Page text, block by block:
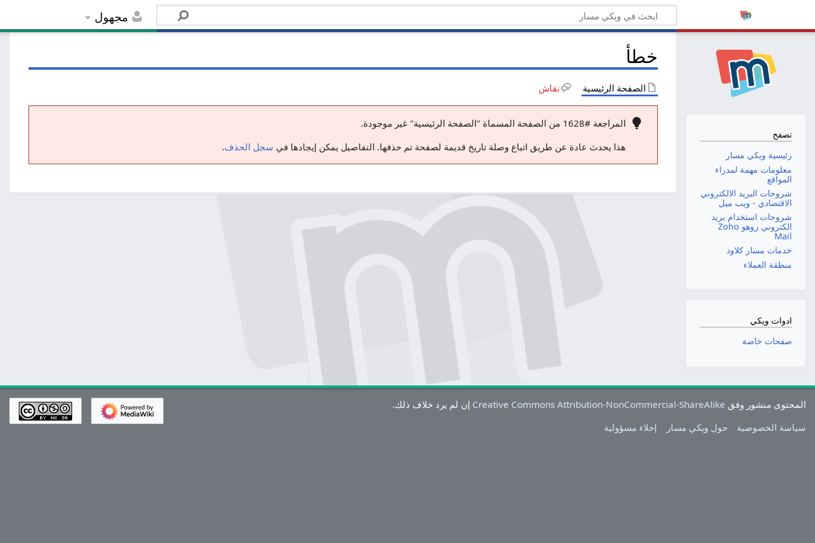
مجهول
خطأ
الصفحة الرئيسية نقاش
المراجعة #1628 من الصفحة المسماة "الصفحة الرئيسية" غير موجودة.
هذا يحدث عادة عن طريق اتباع وصلة تاريخ قديمة لصفحة تم حذفها. التفاصيل يمكن إيجادها في سجل الحذف.
تصفح
رئيسية ويكي مسار
معلومات مهمة لمدراء
المواقع
شروحات البريد الالكتروني
الاقتصادي - ويب ميل
شروحات استخدام بريد
الكتروني زوهو Zoho
Mail
خدمات مسار كلاود
منطقة العملاء
ادوات ويكي
صفحات خاصة
المحتوى منشور وفق Creative Commons Attribution-NonCommercial-ShareAlike إن لم يرد خلاف ذلك.
سياسة الخصوصية
حول ويكي مسار إخلاء مسؤولية